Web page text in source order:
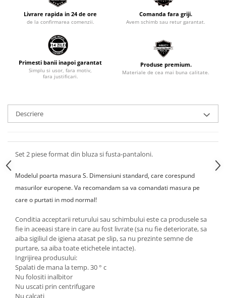
Livrare rapida in 24 de ore
de la confirmarea comenzii.
Comanda fara griji.
Avem schimb sau retur garantat.
Primesti banii inapoi garantat
Simplu si usor, fara motiv,
fara justificari.
Produse premium.
Materiale de cea mai buna calitate.
Descriere
Set 2 piese format din bluza si fusta-pantaloni.
Modelul poarta masura S. Dimensiuni standard, care corespund
masurilor europene. Va recomandam sa va comandati masura pe
care o purtati in mod normal!
Conditia acceptarii returului sau schimbului este ca produsele sa
fie in aceeasi stare in care au fost livrate (sa nu fie deteriorate, sa
aiba sigiliul de igiena atasat pe slip, sa nu prezinte semne de
purtare, sa aiba toate etichetele intacte).
Ingrijirea produsului:
Spalati de mana la temp. 30 ° c
Nu folositi inalbitor
Nu uscati prin centrifugare
Nu calcati